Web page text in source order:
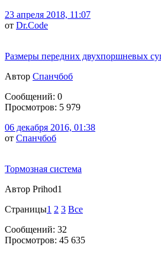
23 апреля 2018, 11:07
от Dr.Code
Размеры передних двухпоршневых
Автор Спанчбоб
Сообщений: 0
Просмотров: 5 979
06 декабря 2016, 01:38
от Спанчбоб
Тормозная система
Автор Prihod1
Страницы1 2 3 Все
Сообщений: 32
Просмотров: 45 635